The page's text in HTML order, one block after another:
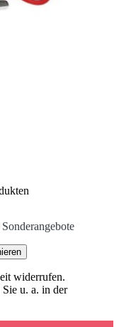
widerrufen.
u. a. in der